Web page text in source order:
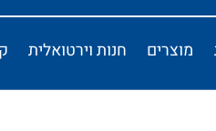
מוצרים חנות וירטואלית